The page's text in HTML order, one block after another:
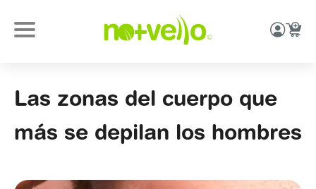
Las zonas del cuerpo que
más se depilan los hombres